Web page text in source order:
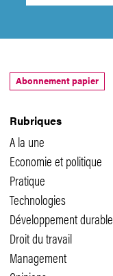
Rubriques
A la une
Economie et politique
Pratique
Technologies
Développement durable
Droit du travail
Management
Abonnement papier